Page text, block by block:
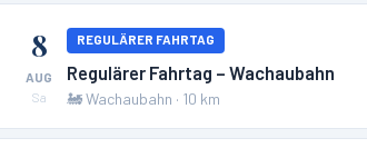
8
AUG
Sa
REGULÄRER FAHRTAG
Regulärer Fahrtag – Wachaubahn
🚂Wachaubahn · 10 km